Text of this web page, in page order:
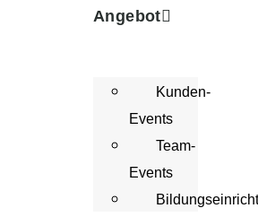
Angebot
Kunden-
Events
Team-
Events